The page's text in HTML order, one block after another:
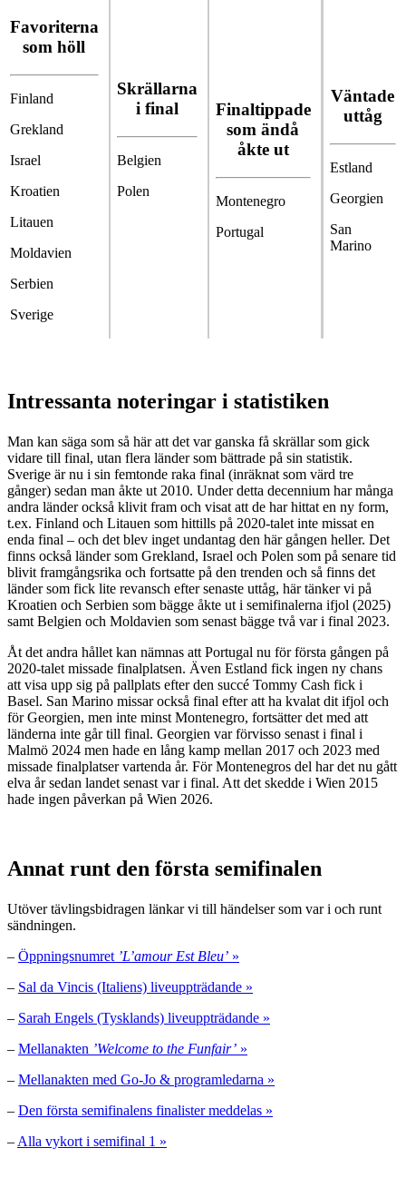
Favoriterna
som höll
Finland
Grekland
Israel
Kroatien
Litauen
Moldavien
Serbien
Sverige
Skrällarna
i final
Belgien
Polen
Finaltippade
som ändå
åkte ut
Montenegro
Portugal
Väntade
uttåg
Estland
Georgien
San
Marino
Intressanta noteringar i statistiken
Man kan säga som så här att det var ganska få skrällar som gick
vidare till final, utan flera länder som bättrade på sin statistik.
Sverige är nu i sin femtonde raka final (inräknat som värd tre
gånger) sedan man åkte ut 2010. Under detta decennium har många
andra länder också klivit fram och visat att de har hittat en ny form,
t.ex. Finland och Litauen som hittills på 2020-talet inte missat en
enda final – och det blev inget undantag den här gången heller. Det
finns också länder som Grekland, Israel och Polen som på senare tid
blivit framgångsrika och fortsatte på den trenden och så finns det
länder som fick lite revansch efter senaste uttåg, här tänker vi på
Kroatien och Serbien som bägge åkte ut i semifinalerna ifjol (2025)
samt Belgien och Moldavien som senast bägge två var i final 2023.
Åt det andra hållet kan nämnas att Portugal nu för första gången på
2020-talet missade finalplatsen. Även Estland fick ingen ny chans
att visa upp sig på pallplats efter den succé Tommy Cash fick i
Basel. San Marino missar också final efter att ha kvalat dit ifjol och
för Georgien, men inte minst Montenegro, fortsätter det med att
länderna inte går till final. Georgien var förvisso senast i final i
Malmö 2024 men hade en lång kamp mellan 2017 och 2023 med
missade finalplatser vartenda år. För Montenegros del har det nu gått
elva år sedan landet senast var i final. Att det skedde i Wien 2015
hade ingen påverkan på Wien 2026.
Annat runt den första semifinalen
Utöver tävlingsbidragen länkar vi till händelser som var i och runt
sändningen.
– Öppningsnumret ’L’amour Est Bleu’ »
– Sal da Vincis (Italiens) liveuppträdande »
– Sarah Engels (Tysklands) liveuppträdande »
– Mellanakten ’Welcome to the Funfair’ »
– Mellanakten med Go-Jo & programledarna »
– Den första semifinalens finalister meddelas »
– Alla vykort i semifinal 1 »